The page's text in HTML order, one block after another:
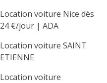
Location voiture Nice dès
24 €/jour | ADA
Location voiture SAINT
ETIENNE
Location voiture